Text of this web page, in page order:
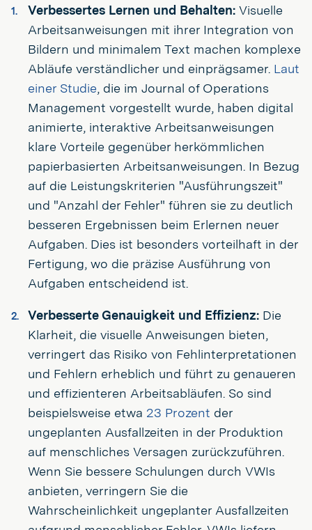
Verbessertes Lernen und Behalten:Visuelle
Arbeitsanweisungen mit ihrer Integration von
Bildern und minimalem Text machen komplexe
Abläufe verständlicher und einprägsamer. Laut
einer Studie, die im Journal of Operations
Management vorgestellt wurde, haben digital
animierte, interaktive Arbeitsanweisungen
klare Vorteile gegenüber herkömmlichen
papierbasierten Arbeitsanweisungen. In Bezug
auf die Leistungskriterien "Ausführungszeit"
und "Anzahl der Fehler" führen sie zu deutlich
besseren Ergebnissen beim Erlernen neuer
Aufgaben. Dies ist besonders vorteilhaft in der
Fertigung, wo die präzise Ausführung von
Aufgaben entscheidend ist.
Verbesserte Genauigkeit und Effizienz:Die
Klarheit, die visuelle Anweisungen bieten,
verringert das Risiko von Fehlinterpretationen
und Fehlern erheblich und führt zu genaueren
und effizienteren Arbeitsabläufen. So sind
beispielsweise etwa 23 Prozent der
ungeplanten Ausfallzeiten in der Produktion
auf menschliches Versagen zurückzuführen.
Wenn Sie bessere Schulungen durch VWIs
anbieten, verringern Sie die
Wahrscheinlichkeit ungeplanter Ausfallzeiten